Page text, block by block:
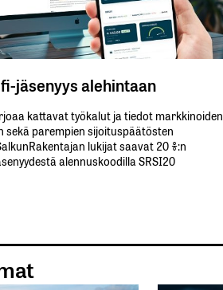
jäsenyys alehintaan
kattavat työkalut ja tiedot markkinoiden
sekä parempien sijoituspäätösten
lukijat saavat 20 %:n
alennuskoodilla SRSI20